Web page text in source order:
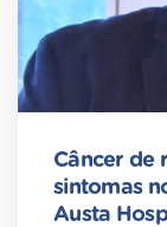
Câncer de
sintomas
Austa